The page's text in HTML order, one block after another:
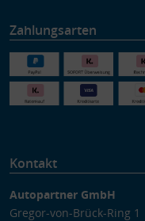
Zahlungsarten
Kontakt
Autopartner GmbH
Gregor-von-Brück-Ring 1